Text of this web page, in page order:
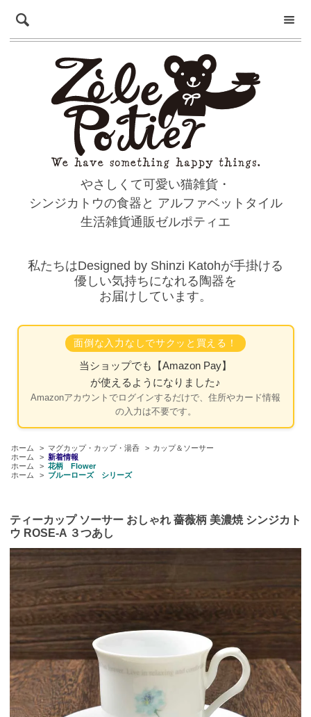
やさしくて可愛い猫雑貨・
シンジカトウの食器と アルファベットタイル
生活雑貨通販ゼルポティエ
私たちはDesigned by Shinzi Katohが手掛ける
優しい気持ちになれる陶器を
お届けしています。
面倒な入力なしでサクッと買える！
当ショップでも
【Amazon Pay】
が使えるようになりました♪
Amazonアカウントでログインするだけで、住所やカード情報
の入力は不要です。
ホーム > マグカップ・カップ・湯呑 > カップ＆ソーサー
ホーム
> 新着情報
ホーム
> 花柄 Flower
ホーム
> ブルーローズ シリーズ
ティーカップ ソーサー おしゃれ 薔薇柄 美濃焼 シンジカト
ウ ROSE-A ３つあし